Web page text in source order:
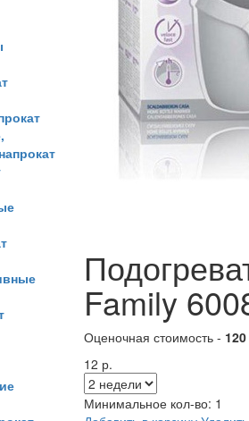
Family
Оценочная стоимость -
12 р.
Минимальное кол-во: 1